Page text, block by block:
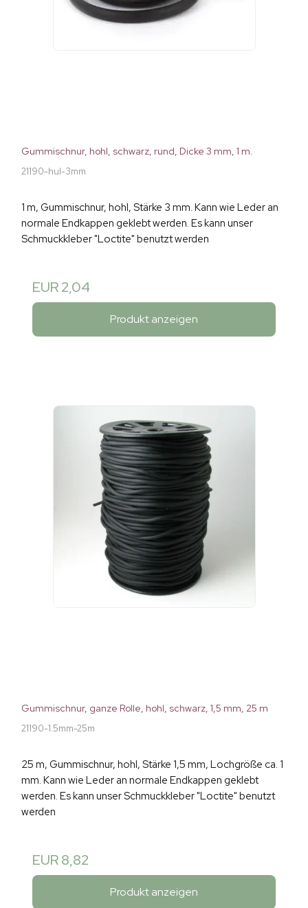
Gummischnur, hohl, schwarz, rund, Dicke 3 mm, 1 m.
21190-hul-3mm
1 m, Gummischnur, hohl, Stärke 3 mm. Kann wie Leder an
normale Endkappen geklebt werden. Es kann unser
Schmuckkleber "Loctite" benutzt werden
EUR 2,04
Produkt anzeigen
Gummischnur, ganze Rolle, hohl, schwarz, 1,5 mm, 25 m
21190-1.5mm-25m
25 m, Gummischnur, hohl, Stärke 1,5 mm, Lochgröße ca. 1
mm. Kann wie Leder an normale Endkappen geklebt
werden. Es kann unser Schmuckkleber "Loctite" benutzt
werden
EUR 8,82
Produkt anzeigen